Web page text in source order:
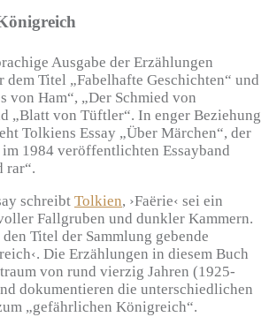
Ausgabe der Erzählungen
dem Titel „Fabelhafte Geschichten“ und
von Ham“, „Der Schmied von
„Blatt von Tüftler“. In enger Beziehung
Tolkiens Essay „Über Märchen“, der
1984 veröffentlichten Essayband
rar“.
schreibt Tolkien, ›Faërie‹ sei ein
Fallgruben und dunkler Kammern.
Titel der Sammlung gebende
Die Erzählungen in diesem Buch
von rund vierzig Jahren (1925-
dokumentieren die unterschiedlichen
„gefährlichen Königreich“.